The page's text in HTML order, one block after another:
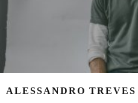
ALESSANDRO TREVES